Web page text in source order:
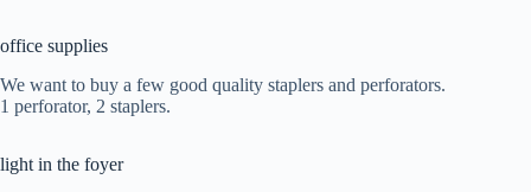
office supplies
We want to buy a few good quality staplers and perforators.
1 perforator, 2 staplers.
light in the foyer